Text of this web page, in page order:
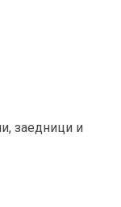
заедници и